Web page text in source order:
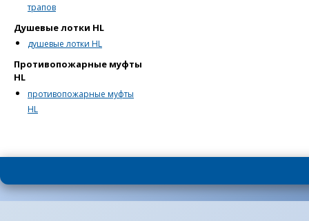
трапов
Душевые лотки HL
душевые лотки HL
Противопожарные муфты
HL
противопожарные муфты
HL